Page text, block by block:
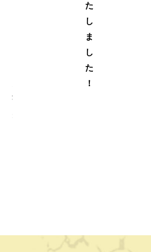
た
し
ま
し
た
！